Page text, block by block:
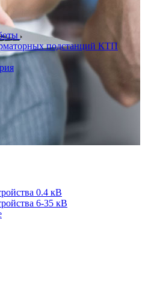
подстанций КТП
0.4 кВ
6-35 кВ